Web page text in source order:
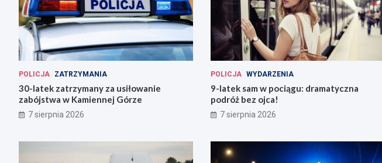
POLICJA ZATRZYMANIA
30-latek zatrzymany za usiłowanie
zabójstwa w Kamiennej Górze
7 sierpnia 2026
POLICJA WYDARZENIA
9-latek sam w pociągu: dramatyczna
podróż bez ojca!
7 sierpnia 2026